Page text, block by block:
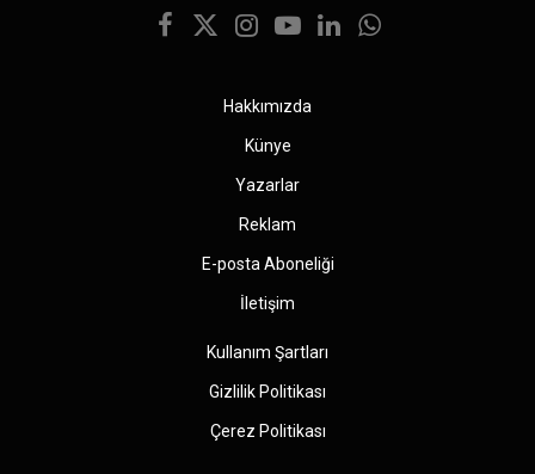
Facebook
X
Instagram
YouTubeLinkedInWhatsApp
Hakkımızda
Künye
Yazarlar
Reklam
E-posta Aboneliği
İletişim
Kullanım Şartları
Gizlilik Politikası
Çerez Politikası